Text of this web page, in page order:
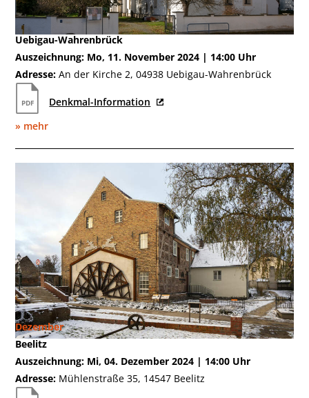
November
Uebigau-Wahrenbrück
Auszeichnung: Mo, 11. November 2024 | 14:00 Uhr
Adresse: An der Kirche 2, 04938 Uebigau-Wahrenbrück
Denkmal-Information
» mehr
Dezember
Beelitz
Auszeichnung: Mi, 04. Dezember 2024 | 14:00 Uhr
Adresse: Mühlenstraße 35, 14547 Beelitz